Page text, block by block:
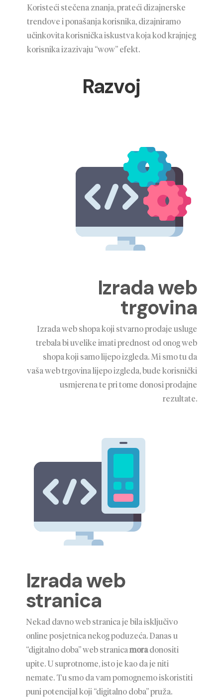
Koristeći stečena znanja, prateći dizajnerske
trendove i ponašanja korisnika, dizajniramo
učinkovita korisnička iskustva koja kod krajnjeg
korisnika izazivaju “wow” efekt.
Razvoj
Izrada web
trgovina
Izrada web shopa koji stvarno prodaje usluge
trebala bi uvelike imati prednost od onog web
shopa koji samo lijepo izgleda. Mi smo tu da
vaša web trgovina lijepo izgleda, bude korisnički
usmjerena te pri tome donosi prodajne
rezultate.
Izrada web
stranica
Nekad davno web stranica je bila isključivo
online posjetnica nekog poduzeća. Danas u
“digitalno doba” web stranica moradonositi
upite. U suprotnome, isto je kao da je niti
nemate. Tu smo da vam pomognemo iskoristiti
puni potencijal koji “digitalno doba” pruža.